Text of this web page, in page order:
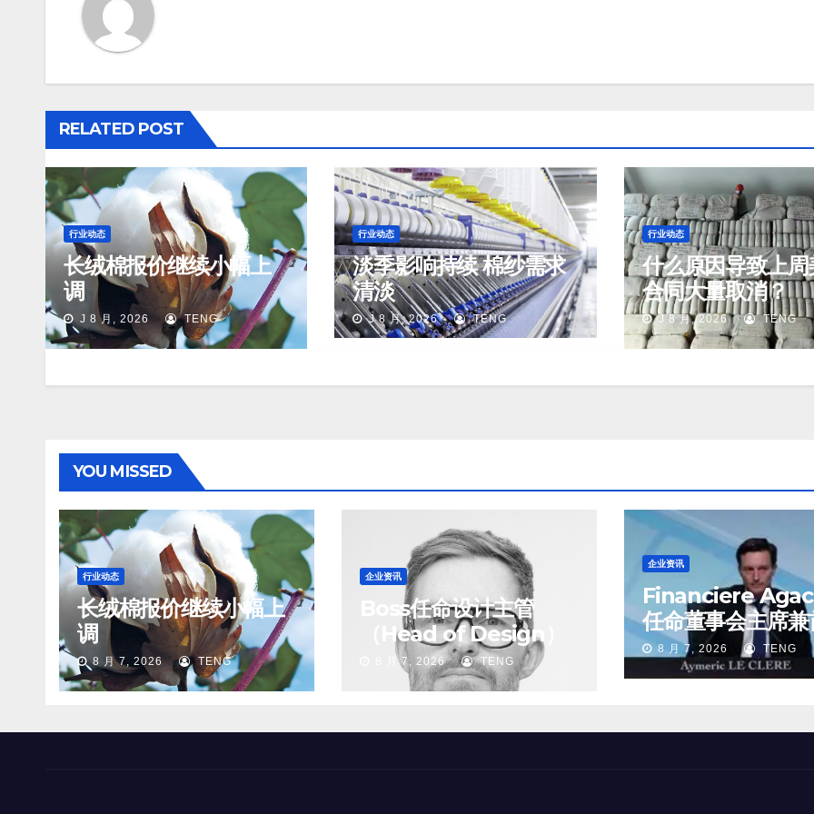
RELATED POST
行业动态
长绒棉报价继续小幅上
调
J 8 月, 2026 TENG
行业动态
淡季影响持续 棉纱需求
清淡
J 8 月, 2026 TENG
行业动态
什么原因导致上周
合同大量取消？
J 8 月, 2026 TENG
YOU MISSED
行业动态
长绒棉报价继续小幅上
调
8 月 7, 2026 TENG
企业资讯
Boss任命设计主管
（Head of Design）
8 月 7, 2026 TENG
企业资讯
Financiere
任命董事会主席兼
执行官
8 月 7, 2026 TENG